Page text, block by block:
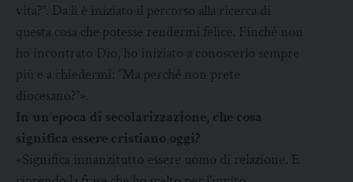
vita?”. Da lì è iniziato il percorso alla ricerca di
questa cosa che potesse rendermi felice. Finché non
ho incontrato Dio, ho iniziato a conoscerlo sempre
più e a chiedermi: “Ma perché non prete
diocesano?”».
In un’epoca di secolarizzazione, che cosa
significa essere cristiano oggi?
«Significa innanzitutto essere uomo di relazione. E